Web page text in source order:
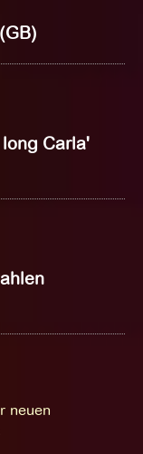
long Carla'
neuen